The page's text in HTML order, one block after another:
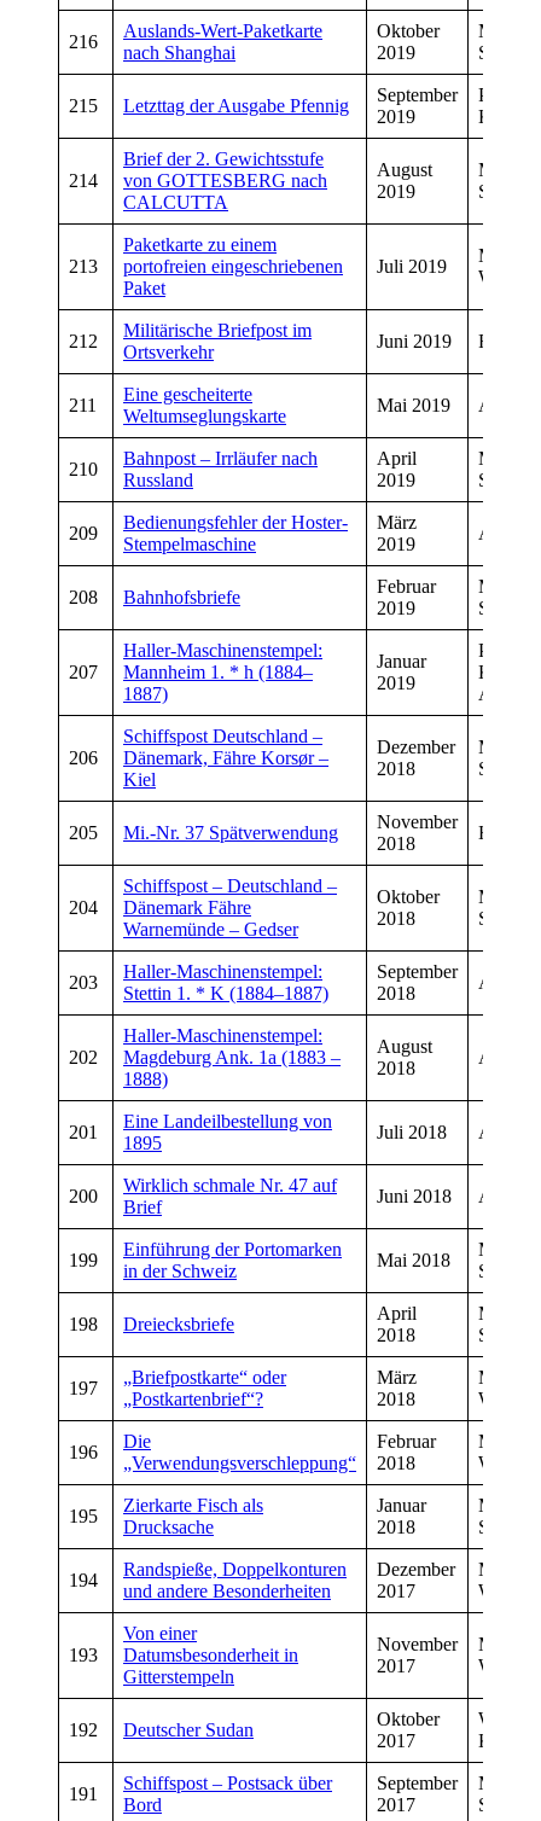
216
Auslands-Wert-Paketkarte
nach Shanghai
Oktober
2019
215 Letzttag der Ausgabe Pfennig
September
2019
Peter
214
Brief der 2. Gewichtsstufe
von GOTTESBERG nach
CALCUTTA
August
2019
213
Paketkarte zu einem
portofreien eingeschriebenen
Paket
Juli 2019
212
Militärische Briefpost im
Ortsverkehr
Juni 2019 Rainer
211
Eine gescheiterte
Weltumseglungskarte
Mai 2019
210
Bahnpost – Irrläufer nach
Russland
April
2019
Schmitt
209
Bedienungsfehler der Hoster-
Stempelmaschine
März
2019
208 Bahnhofsbriefe
Februar
2019
Schmitt
207
Haller-Maschinenstempel:
Mannheim 1. * h (1884–
1887)
Januar
2019
Peter
206
Schiffspost Deutschland –
Dänemark, Fähre Korsør –
Kiel
Dezember
2018
Schmitt
205 Mi.-Nr. 37 Spätverwendung
November
2018
Herbert
204
Schiffspost – Deutschland –
Dänemark Fähre
Warnemünde – Gedser
Oktober
2018
Schmitt
203
Haller-Maschinenstempel:
Stettin 1. * K (1884–1887)
September
2018
202
Haller-Maschinenstempel:
Magdeburg Ank. 1a (1883 –
1888)
August
2018
201
Eine Landeilbestellung von
1895
Juli 2018
200
Wirklich schmale Nr. 47 auf
Brief
Juni 2018
199
Einführung der Portomarken
in der Schweiz
Mai 2018
Schmitt
198 Dreiecksbriefe
April
2018
Schmitt
197
„Briefpostkarte“ oder
„Postkartenbrief“?
März
2018
196
Die
„Verwendungsverschleppung“
Februar
2018
195
Zierkarte Fisch als
Drucksache
Januar
2018
Schmitt
194
Randspieße, Doppelkonturen
und andere Besonderheiten
Dezember
2017
193
Von einer
Datumsbesonderheit in
Gitterstempeln
November
2017
192 Deutscher Sudan
Oktober
2017
191
Schiffspost – Postsack über
Bord
September
2017
Schmitt